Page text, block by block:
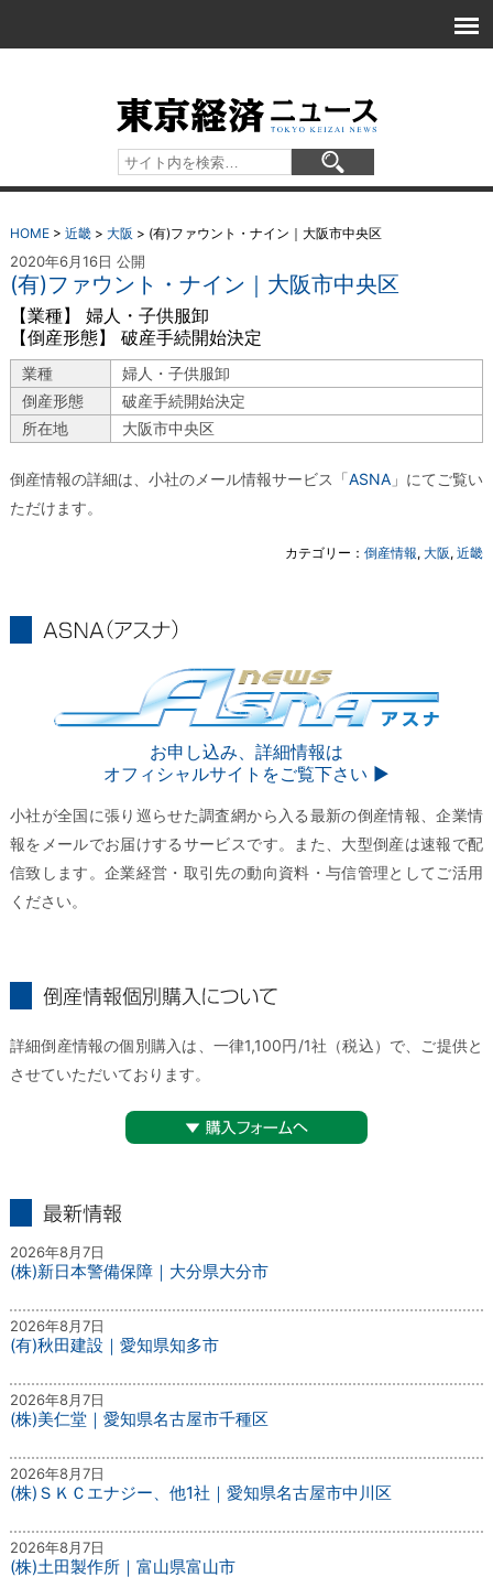
HOME> 近畿> 大阪 > (有)ファウント・ナイン｜大阪市中央区
2020年6月16日 公開
(有)ファウント・ナイン｜大阪市中央区
【業種】 婦人・子供服卸
【倒産形態】 破産手続開始決定
業種
婦人・子供服卸
倒産形態
破産手続開始決定
所在地
大阪市中央区
倒産情報の詳細は、小社のメール情報サービス「ASNA 」にてご覧い
ただけます。
カテゴリー：倒産情報,大阪,近畿
お申し込み、詳細情報は
オフィシャルサイトをご覧下さい ▶︎
小社が全国に張り巡らせた調査網から入る最新の倒産情報、企業情
報をメールでお届けするサービスです。また、大型倒産は速報で配
信致します。企業経営・取引先の動向資料・与信管理としてご活用
ください。
詳細倒産情報の個別購入は、一律1,100円/1社（税込）で、ご提供と
させていただいております。
2026年8月7日
(株)新日本警備保障｜大分県大分市
2026年8月7日
(有)秋田建設｜愛知県知多市
2026年8月7日
(株)美仁堂｜愛知県名古屋市千種区
2026年8月7日
(株)ＳＫＣエナジー、他1社｜愛知県名古屋市中川区
2026年8月7日
(株)土田製作所｜富山県富山市